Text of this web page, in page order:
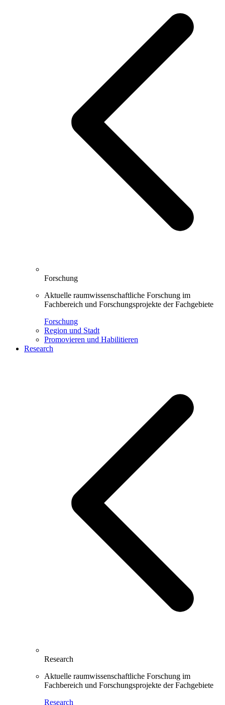
Forschung
Aktuelle raumwissenschaftliche Forschung im
Fachbereich und Forschungsprojekte der Fachgebiete
Forschung
Region und Stadt
Promovieren und Habilitieren
Research
Research
Aktuelle raumwissenschaftliche Forschung im
Fachbereich und Forschungsprojekte der Fachgebiete
Research